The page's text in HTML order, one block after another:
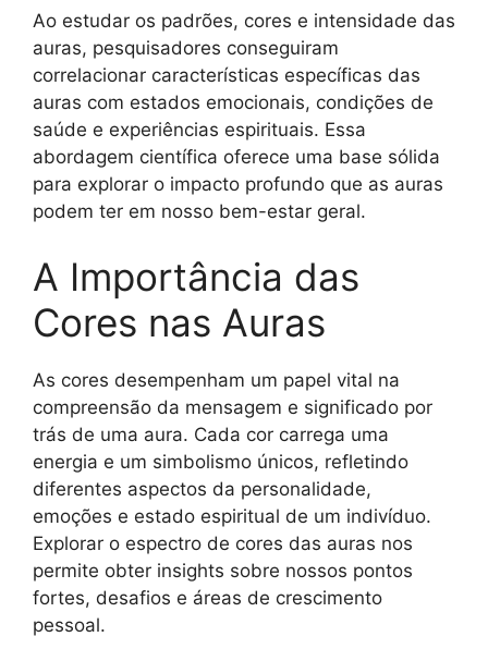
Ao estudar os padrões, cores e intensidade das
auras, pesquisadores conseguiram
correlacionar características específicas das
auras com estados emocionais, condições de
saúde e experiências espirituais. Essa
abordagem científica oferece uma base sólida
para explorar o impacto profundo que as auras
podem ter em nosso bem-estar geral.
A Importância das
Cores nas Auras
As cores desempenham um papel vital na
compreensão da mensagem e significado por
trás de uma aura. Cada cor carrega uma
energia e um simbolismo únicos, refletindo
diferentes aspectos da personalidade,
emoções e estado espiritual de um indivíduo.
Explorar o espectro de cores das auras nos
permite obter insights sobre nossos pontos
fortes, desafios e áreas de crescimento
pessoal.